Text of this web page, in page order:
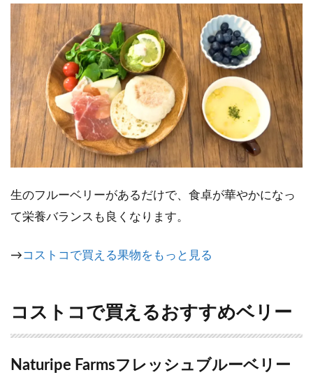
生のフルーベリーがあるだけで、食卓が華やかになっ
て栄養バランスも良くなります。
→コストコで買える果物をもっと見る
コストコで買えるおすすめベリー
Naturipe Farmsフレッシュブルーベリー